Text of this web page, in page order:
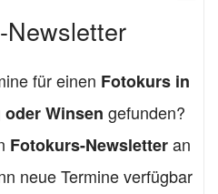
Newsletter
für einen Fotokurs in
Winsen gefunden?
Fotokurs-Newsletteran
neue Termine verfügbar